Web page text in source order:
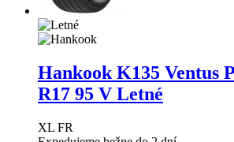
Hankook K135 Ventus
R17 95 V Letné
XL FR